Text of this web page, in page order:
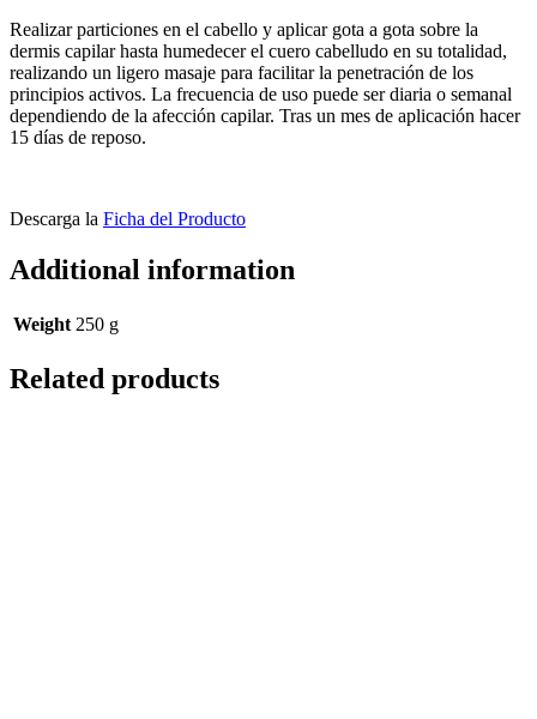
Realizar particiones en el cabello y aplicar gota a gota sobre la
dermis capilar hasta humedecer el cuero cabelludo en su totalidad,
realizando un ligero masaje para facilitar la penetración de los
principios activos. La frecuencia de uso puede ser diaria o semanal
dependiendo de la afección capilar. Tras un mes de aplicación hacer
15 días de reposo.
Descarga la Ficha del Producto
Additional information
Weight 250 g
Related products